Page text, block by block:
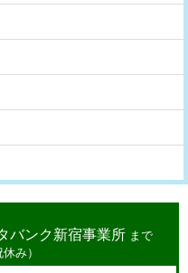
バンク新宿事業所 まで
み）